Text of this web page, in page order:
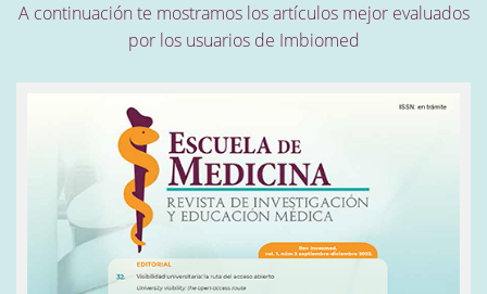
A continuación te mostramos los artículos mejor evaluados
por los usuarios de Imbiomed